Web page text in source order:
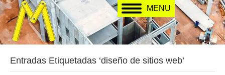
MENU
Entradas Etiquetadas ‘diseño de sitios web’